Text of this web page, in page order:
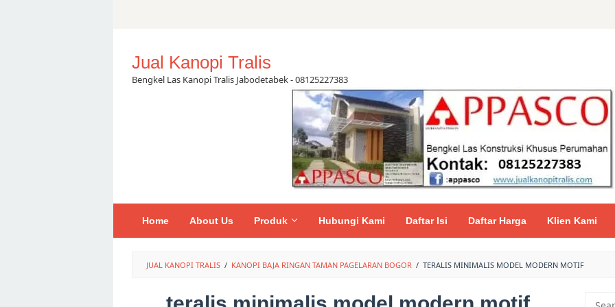
Jual Kanopi Tralis
Bengkel Las Kanopi Tralis Jabodetabek - 08125227383
Home About Us Produk Hubungi Kami Daftar Isi Daftar Harga Klien Kami
JUAL KANOPI TRALIS / KANOPI BAJA RINGAN TAMAN PAGELARAN BOGOR / TERALIS MINIMALIS MODEL MODERN MOTIF